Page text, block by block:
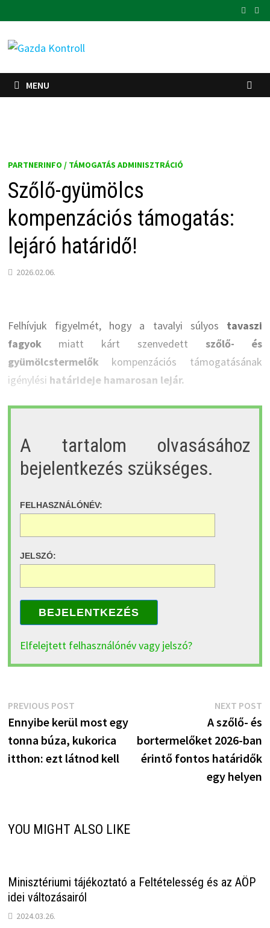
to
content
MENU
PARTNERINFO / TÁMOGATÁS ADMINISZTRÁCIÓ
Szőlő-gyümölcs
kompenzációs támogatás:
lejáró határidő!
2026.02.06.
Felhívjuk figyelmét, hogy a tavalyi súlyos tavaszi
fagyokmiatt kárt szenvedett szőlő- és
gyümölcstermelőkkompenzációs támogatásának
igénylési határideje hamarosan lejár.
A tartalom olvasásához
bejelentkezés szükséges.
FELHASZNÁLÓNÉV:
JELSZÓ:
BEJELENTKEZÉS
Elfelejtett felhasználónév vagy jelszó?
Bejegyzés
navigáció
PREVIOUS POSTPrevious
post:
Ennyibe kerül most egy
tonna búza, kukorica
itthon: ezt látnod kell
NEXT POST
A szőlő- és
bortermelőket 2026-ban
érintő fontos határidők
egy helyen
YOU MIGHT ALSO LIKE
Minisztériumi tájékoztató a Feltételesség és az AÖP
idei változásairól
2024.03.26.